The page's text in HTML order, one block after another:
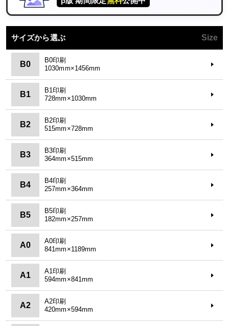
サイズから選ぶ Size
B0
B0印刷
1030mm×1456mm
B1
B1印刷
728mm×1030mm
B2
B2印刷
515mm×728mm
B3
B3印刷
364mm×515mm
B4
B4印刷
257mm×364mm
B5
B5印刷
182mm×257mm
A0
A0印刷
841mm×1189mm
A1
A1印刷
594mm×841mm
A2
A2印刷
420mm×594mm